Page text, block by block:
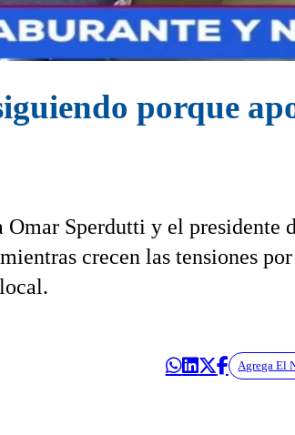
porque
Sperdutti y el presidente
crecen las tensiones por
Agrega El